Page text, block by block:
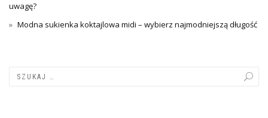
uwagę?
Modna sukienka koktajlowa midi – wybierz najmodniejszą długość